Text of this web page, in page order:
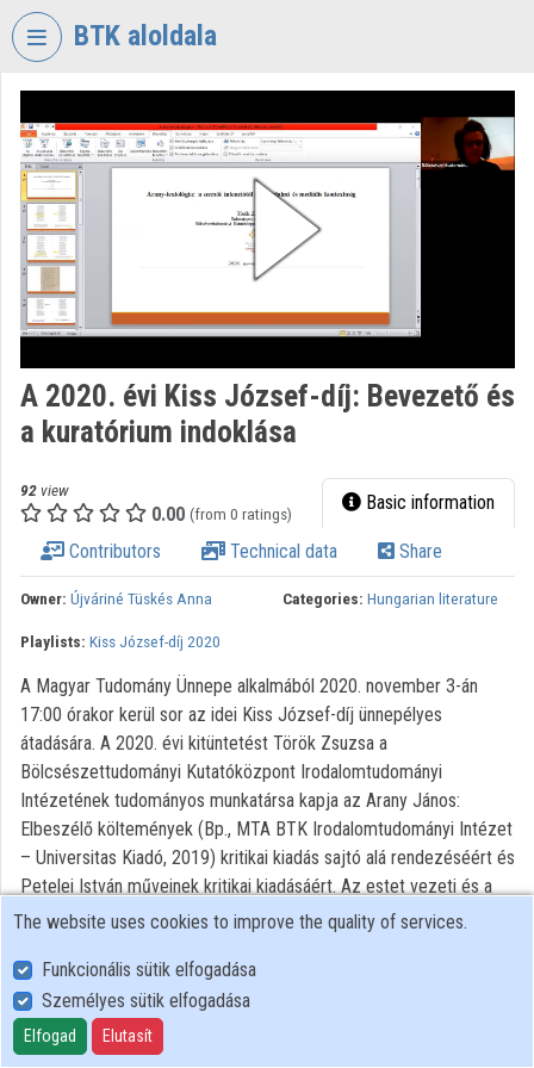
Skip header
BTK aloldala
RESEARCH
CENTRE
FOR
THE
HUMANTITIES
Organization home
Organization discovery
Categories
Organizations
Contributors
A 2020. évi Kiss József-díj: Bevezető és
a kuratórium indoklása
92 view
0.00 (from 0 ratings) Basic information
Contributors Technical data Share
Owner: Újváriné Tüskés Anna Categories: Hungarian literature
Playlists: Kiss József-díj 2020
A Magyar Tudomány Ünnepe alkalmából 2020. november 3-án
17:00 órakor kerül sor az idei Kiss József-díj ünnepélyes
átadására. A 2020. évi kitüntetést Török Zsuzsa a
Bölcsészettudományi Kutatóközpont Irodalomtudományi
Intézetének tudományos munkatársa kapja az Arany János:
Elbeszélő költemények (Bp., MTA BTK Irodalomtudományi Intézet
– Universitas Kiadó, 2019) kritikai kiadás sajtó alá rendezéséért és
Petelei István műveinek kritikai kiadásáért. Az estet vezeti és a
kuratórium indoklását felolvassa: Békés Enikő, a kuratórium tagja.
Minden jog fenntartva.
User Policy
Adatkezelési tájékoztató (en)
The website uses cookies to improve the quality of services.
Funkcionális sütik elfogadása
Személyes sütik elfogadása
Elfogad Elutasít